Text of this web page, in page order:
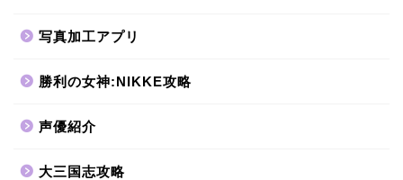
写真加工アプリ
勝利の女神:NIKKE攻略
声優紹介
大三国志攻略